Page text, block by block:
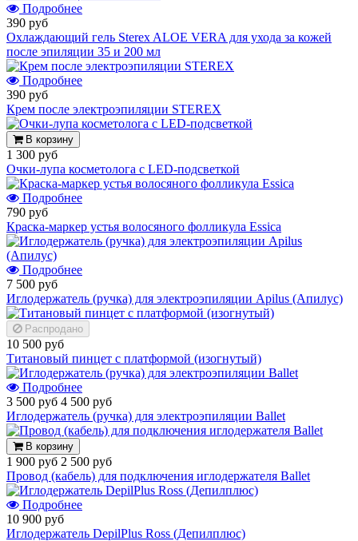
Подробнее
390 руб
Охлаждающий гель Sterex ALOE VERA для ухода за кожей
после эпиляции 35 и 200 мл
Подробнее
390 руб
Крем после электроэпиляции STEREX
В корзину
1 300 руб
Очки-лупа косметолога с LED-подсветкой
Подробнее
790 руб
Краска-маркер устья волосяного фолликула Essica
Подробнее
7 500 руб
Иглодержатель (ручка) для электроэпиляции Apilus (Апилус)
Распродано
10 500 руб
Титановый пинцет с платформой (изогнутый)
Подробнее
3 500 руб 4 500 руб
Иглодержатель (ручка) для электроэпиляции Ballet
В корзину
1 900 руб 2 500 руб
Провод (кабель) для подключения иглодержателя Ballet
Подробнее
10 900 руб
Иглодержатель DepilPlus Ross (Депилплюс)